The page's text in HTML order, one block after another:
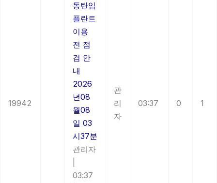
19942
동탄임
플란트
이용
전 점
검 안
내
2026
년08
월08
일 03
시37분
관리자
03:37
관
리
자
03:37 0 1